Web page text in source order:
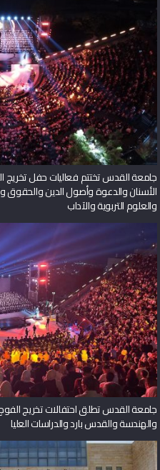
جامعة القدس تطلق احتفالات تخريج
والهندسة والقدس بارد والدراسات العليا
جامعة القدس تحصد اعتماد برنامج
الجودة الأردنية وفق المعايير العالمية